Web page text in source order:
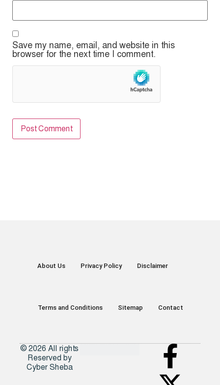
Save my name, email, and website in this
browser for the next time I comment.
About Us Privacy Policy Disclaimer
Terms and Conditions Sitemap Contact
© 2026 All rights
Reserved by
Cyber Sheba